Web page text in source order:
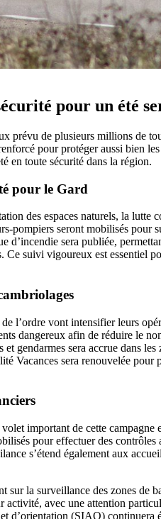
pour un été
prévu de plusieurs millions de
pour protéger aussi bien
en toute sécurité dans la région.
pour le Gard
des espaces naturels, la lutte
pompiers seront mobilisés pour
d’incendie sera publiée,
Ce suivi vigoureux est essentiel
l’ordre vont intensifier leurs
dangereux afin de réduire le
gendarmes sera accrue dans
Vacances sera renouvelée
important de cette
pour effectuer des contrôles
s’étend également aux
sur la surveillance des zones de
activité, avec une attention
d’orientation (SIAO) continuera